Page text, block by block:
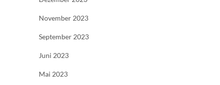
November 2023
September 2023
Juni 2023
Mai 2023